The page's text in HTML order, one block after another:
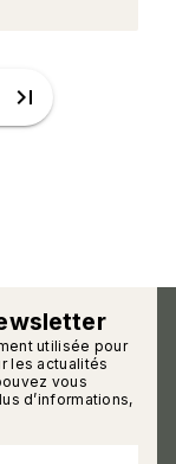
last_page
utilisée pour
les actualités
vous
d’informations,